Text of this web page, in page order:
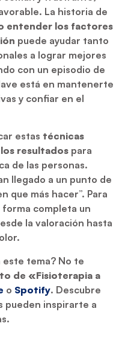
La historia de
entender los factores
puede ayudar tanto
a lograr mejores
con un episodio de
está en mantenerte
y confiar en el
estas técnicas
resultados para
de las personas.
llegado a un punto de
que más hacer”. Para
completa un
la valoración hasta
tema? No te
de «Fisioterapia a
o Spotify. Descubre
pueden inspirarte a